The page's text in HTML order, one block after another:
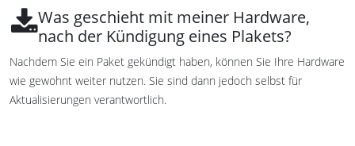
Was geschieht mit meiner Hardware,
nach der Kündigung eines Plakets?
Nachdem Sie ein Paket gekündigt haben, können Sie Ihre Hardware
wie gewohnt weiter nutzen. Sie sind dann jedoch selbst für
Aktualisierungen verantwortlich.